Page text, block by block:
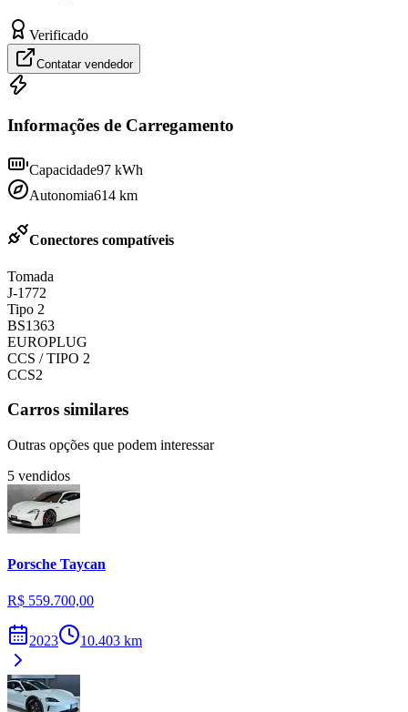
Verificado
Contatar vendedor
Informações de Carregamento
Capacidade97 kWh
Autonomia614 km
Conectores compatíveis
Tomada
J-1772
Tipo 2
BS1363
EUROPLUG
CCS / TIPO 2
CCS2
Carros similares
Outras opções que podem interessar
5 vendidos
Porsche Taycan
R$ 559.700,00
2023 10.403 km